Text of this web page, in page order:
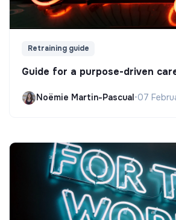
Retraining guide
Guide for a purpose-driven
Noëmie Martin-Pascual•07